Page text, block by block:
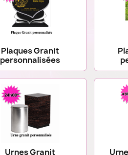
Plaques Granit
personnalisées
Urnes Granit